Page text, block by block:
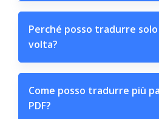
Perché posso tradurre
volta?
Come posso tradurre più
PDF?